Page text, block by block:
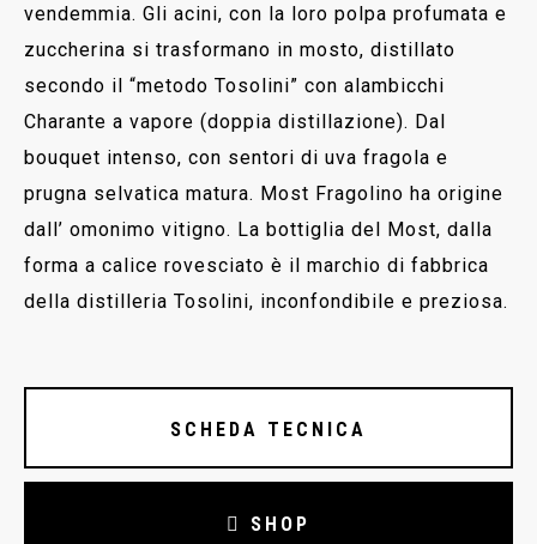
vendemmia. Gli acini, con la loro polpa profumata e
zuccherina si trasformano in mosto, distillato
secondo il “metodo Tosolini” con alambicchi
Charante a vapore (doppia distillazione). Dal
bouquet intenso, con sentori di uva fragola e
prugna selvatica matura. Most Fragolino ha origine
dall’ omonimo vitigno. La bottiglia del Most, dalla
forma a calice rovesciato è il marchio di fabbrica
della distilleria Tosolini, inconfondibile e preziosa.
SCHEDA TECNICA
SHOP